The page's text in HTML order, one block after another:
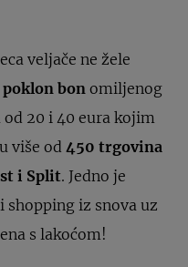
veljače ne žele
poklon bon omiljenog
20 i 40 eura kojim
u više od 450 trgovina
i Split. Jedno je
iz snova uz
s lakoćom!